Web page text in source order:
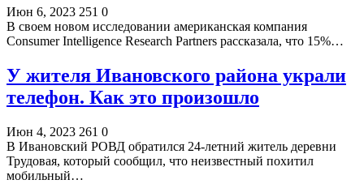
Июн 6, 2023 251 0
В своем новом исследовании американская компания
Consumer Intelligence Research Partners рассказала, что 15%…
У жителя Ивановского района украли
телефон. Как это произошло
Июн 4, 2023 261 0
В Ивановский РОВД обратился 24-летний житель деревни
Трудовая, который сообщил, что неизвестный похитил
мобильный…